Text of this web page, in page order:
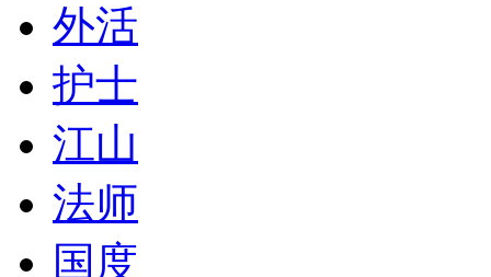
外活
护士
江山
法师
国度